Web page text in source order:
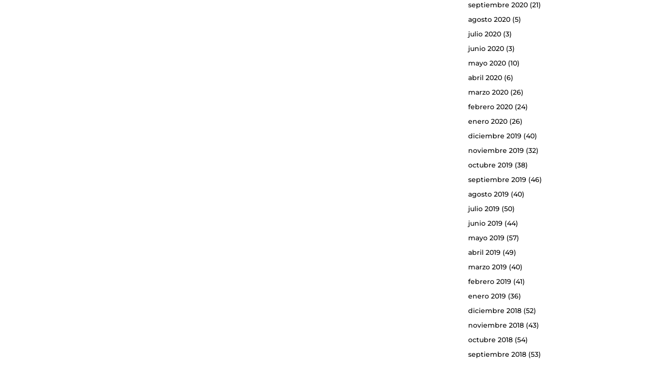
septiembre 2020(21)
agosto 2020(5)
julio 2020(3)
junio 2020(3)
mayo 2020(10)
abril 2020(6)
marzo 2020(26)
febrero 2020(24)
enero 2020(26)
diciembre 2019 (40)
noviembre 2019 (32)
octubre 2019 (38)
septiembre 2019 (46)
agosto 2019 (40)
julio 2019 (50)
junio 2019 (44)
mayo 2019 (57)
abril 2019 (49)
marzo 2019 (40)
febrero 2019 (41)
enero 2019 (36)
diciembre 2018(52)
noviembre 2018(43)
octubre 2018(54)
septiembre 2018(53)